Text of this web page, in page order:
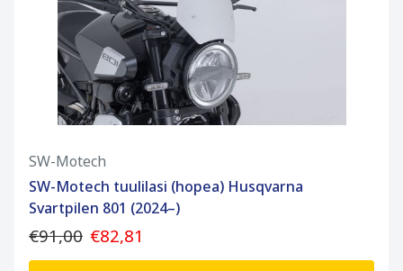
SW-Motech
SW-Motech tuulilasi (hopea) Husqvarna
Svartpilen 801 (2024–)
€91,00 €82,81